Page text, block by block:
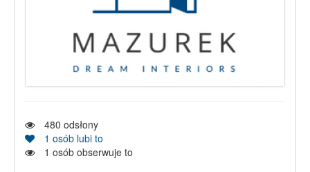
480 odsłony
1 osób lubi to
1 osób obserwuje to